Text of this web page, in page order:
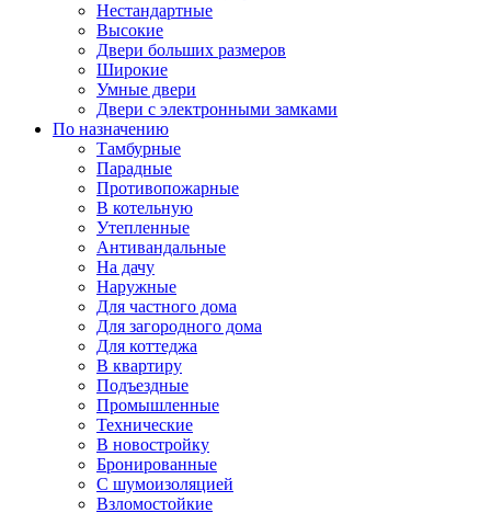
Нестандартные
Высокие
Двери больших размеров
Широкие
Умные двери
Двери с электронными замками
По назначению
Тамбурные
Парадные
Противопожарные
В котельную
Утепленные
Антивандальные
На дачу
Наружные
Для частного дома
Для загородного дома
Для коттеджа
В квартиру
Подъездные
Промышленные
Технические
В новостройку
Бронированные
С шумоизоляцией
Взломостойкие